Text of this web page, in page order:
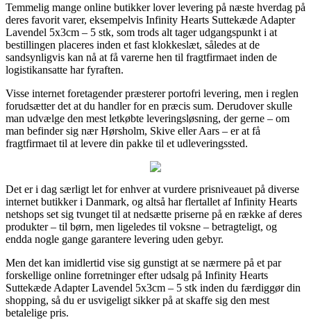
Temmelig mange online butikker lover levering på næste hverdag på
deres favorit varer, eksempelvis Infinity Hearts Suttekæde Adapter
Lavendel 5x3cm – 5 stk, som trods alt tager udgangspunkt i at
bestillingen placeres inden et fast klokkeslæt, således at de
sandsynligvis kan nå at få varerne hen til fragtfirmaet inden de
logistikansatte har fyraften.
Visse internet foretagender præsterer portofri levering, men i reglen
forudsætter det at du handler for en præcis sum. Derudover skulle
man udvælge den mest letkøbte leveringsløsning, der gerne – om
man befinder sig nær Hørsholm, Skive eller Aars – er at få
fragtfirmaet til at levere din pakke til et udleveringssted.
Det er i dag særligt let for enhver at vurdere prisniveauet på diverse
internet butikker i Danmark, og altså har flertallet af Infinity Hearts
netshops set sig tvunget til at nedsætte priserne på en række af deres
produkter – til børn, men ligeledes til voksne – betragteligt, og
endda nogle gange garantere levering uden gebyr.
Men det kan imidlertid vise sig gunstigt at se nærmere på et par
forskellige online forretninger efter udsalg på Infinity Hearts
Suttekæde Adapter Lavendel 5x3cm – 5 stk inden du færdiggør din
shopping, så du er usvigeligt sikker på at skaffe sig den mest
betalelige pris.